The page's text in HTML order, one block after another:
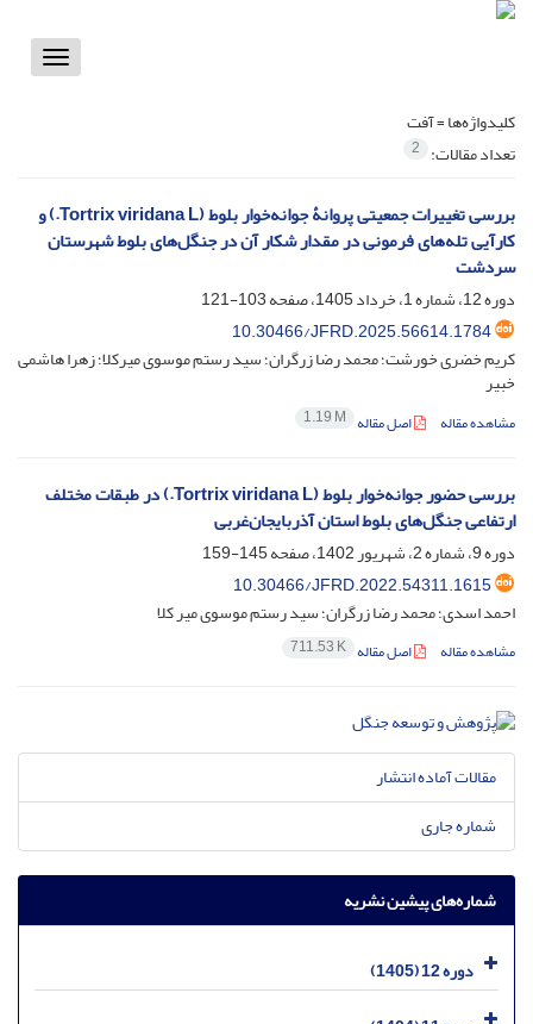
Toggle
کلیدواژه‌ها =آفت
تعداد مقالات: 2
بررسی تغییرات جمعیتی پروانۀ جوانه‌خوار بلوط (‏Tortrix viridana L.) و
کارآیی تله‌های فرمونی در مقدار شکار آن در جنگل‌های بلوط ‏شهرستان
سردشت
دوره 12، شماره 1، خرداد 1405، صفحه
103-121
10.30466/JFRD.2025.56614.1784
کریم خضری خورشت؛ محمد رضا زرگران؛ سید رستم موسوی میرکلا؛ زهرا هاشمی
خبیر
مشاهده مقاله اصل مقاله 1.19 M
بررسی حضور جوانه‌خوار بلوط (Tortrix viridana L.) در طبقات مختلف
ارتفاعی جنگل‌های بلوط استان آذربایجان‌غربی
دوره 9، شماره 2، شهریور 1402، صفحه
145-159
10.30466/JFRD.2022.54311.1615
احمد اسدی؛ محمد رضا زرگران؛ سید رستم موسوی میر کلا
مشاهده مقاله اصل مقاله 711.53 K
مقالات آماده انتشار
شماره جاری
شماره‌های پیشین نشریه
دوره 12 (1405)